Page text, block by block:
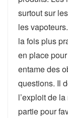
surtout sur
les
la fois plus
en place
entame des
questions. Il
l’exploit de
partie pour